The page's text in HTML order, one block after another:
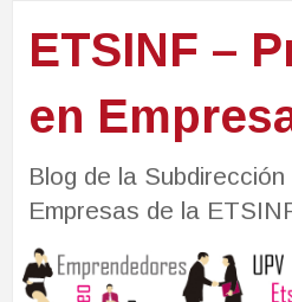
ETSINF –
en
Blog de la
Empresas de la